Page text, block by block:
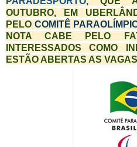
OUTUBRO, EM
PELO COMITÊ
NOTA CABE PELO
INTERESSADOS COMO
ESTÃO ABERTAS AS